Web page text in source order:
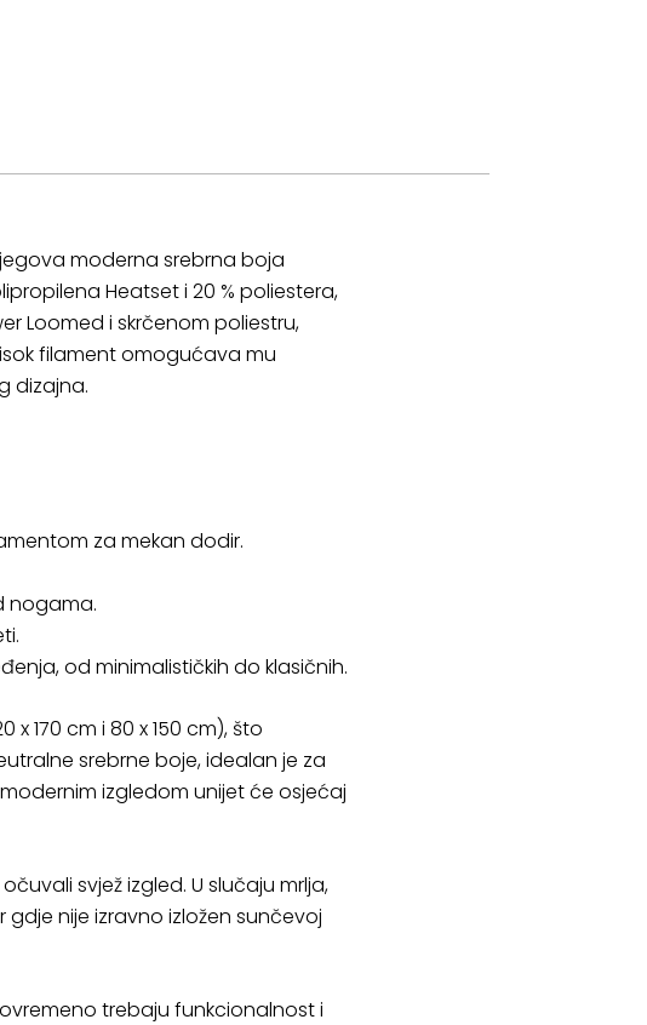
moderna srebrna boja
Heatset i 20 % poliestera,
Loomed i skrčenom poliestru,
filament omogućava mu
dizajna.
za mekan dodir.
nogama.
od minimalističkih do klasičnih.
x 170 cm i 80 x 150 cm), što
srebrne boje, idealan je za
izgledom unijet će osjećaj
svjež izgled. U slučaju mrlja,
nije izravno izložen sunčevoj
trebaju funkcionalnost i